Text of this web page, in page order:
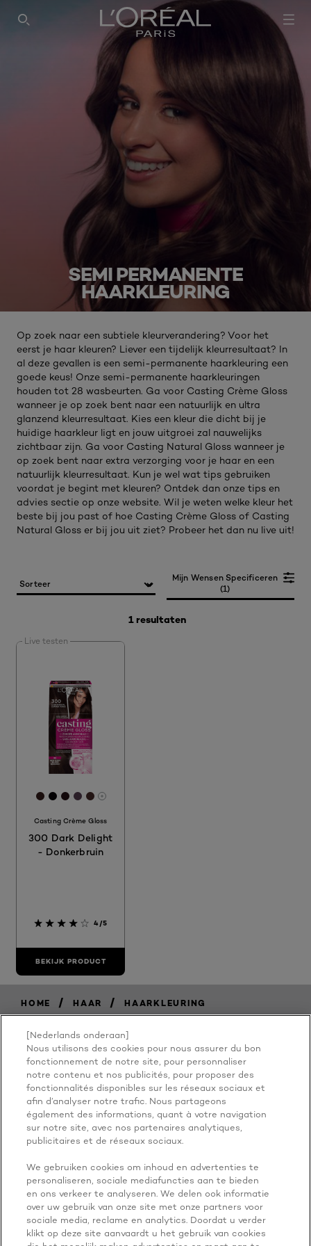
SEARCH THIS SITE
SEMI PERMANENTE
HAARKLEURING
Op zoek naar een subtiele kleurverandering? Voor het
eerst je haar kleuren? Liever een tijdelijk kleurresultaat? In
al deze gevallen is een semi-permanente haarkleuring een
goede keus! Onze semi-permanente haarkleuringen
houden tot 28 wasbeurten. Ga voor Casting Crème Gloss
wanneer je op zoek bent naar een natuurlijk en ultra
glanzend kleurresultaat. Kies een kleur die dicht bij je
huidige haarkleur ligt en jouw uitgroei zal nauwelijks
zichtbaar zijn. Ga voor Casting Natural Gloss wanneer je
op zoek bent naar extra verzorging voor je haar en een
natuurlijk kleurresultaat. Kun je wel wat tips gebruiken
voordat je begint met kleuren? Ontdek dan onze tips en
advies sectie op onze website. Wil je weten welke kleur het
beste bij jou past of hoe Casting Crème Gloss of Casting
Natural Gloss er bij jou uit ziet? Probeer het dan nu live uit!
1 resultaten
Mijn Wensen Specificeren
(1)
Live testen
[Color]: #341c1b
[Color]: #090409
[Color]: #241114
[Color]: #563f51
[Color]: #462a28
More shades are available
Casting Crème Gloss
300 Dark Delight
- Donkerbruin
4/5
BEKIJK PRODUCT
HOME / HAAR / HAARKLEURING
BECAUSE
YOU'RE
WORTH IT
[Nederlands onderaan]
Nous utilisons des cookies pour nous assurer du bon
fonctionnement de notre site, pour personnaliser
notre contenu et nos publicités, pour proposer des
fonctionnalités disponibles sur les réseaux sociaux et
afin d’analyser notre trafic. Nous partageons
également des informations, quant à votre navigation
sur notre site, avec nos partenaires analytiques,
publicitaires et de réseaux sociaux.
We gebruiken cookies om inhoud en advertenties te
personaliseren, sociale mediafuncties aan te bieden
en ons verkeer te analyseren. We delen ook informatie
over uw gebruik van onze site met onze partners voor
sociale media, reclame en analytics. Doordat u verder
klikt op deze site aanvaardt u het gebruik van cookies